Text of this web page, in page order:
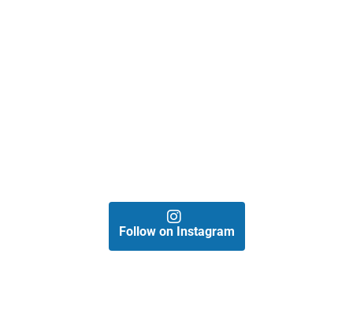
Follow on Instagram